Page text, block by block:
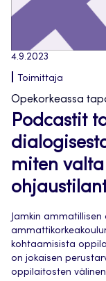
4.9.2023
Toimittaja
Opekorkeassa
Podcastit
miten
Jamkin
kohtaamisista
on jokaisen
oppilaitosten